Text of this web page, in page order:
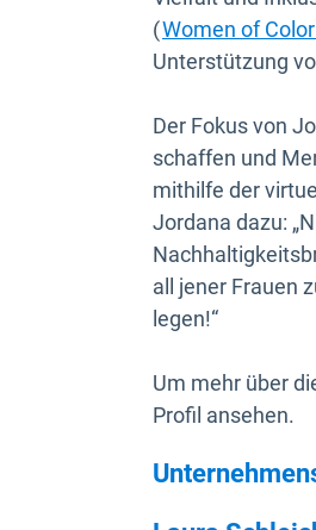
(Women of
Unterstützung
Der Fokus von
schaffen und
mithilfe der
Jordana dazu:
all jener Frauen
legen!“
Um mehr über
Profil ansehen.